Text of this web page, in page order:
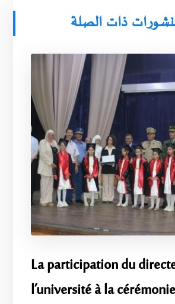
La participation du
l’université à la